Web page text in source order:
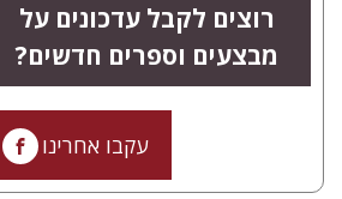
רוצים לקבל עדכונים על
מבצעים וספרים חדשים?
עקבו אחרינו